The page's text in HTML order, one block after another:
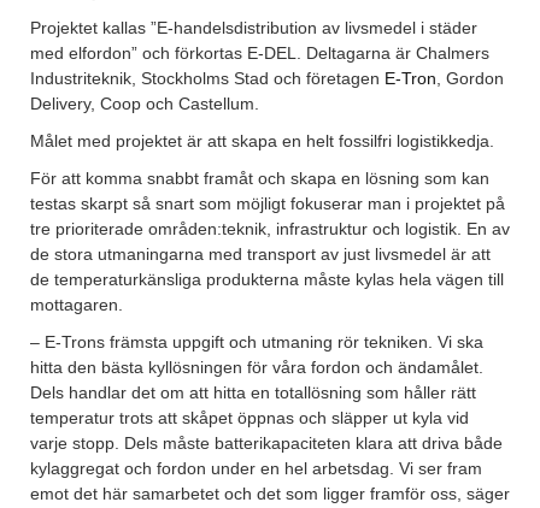
Projektet kallas ”E-handelsdistribution av livsmedel i städer
med elfordon” och förkortas E-DEL. Deltagarna är Chalmers
Industriteknik, Stockholms Stad och företagen E-Tron , Gordon
Delivery, Coop och Castellum.
Målet med projektet är att skapa en helt fossilfri logistikkedja.
För att komma snabbt framåt och skapa en lösning som kan
testas skarpt så snart som möjligt fokuserar man i projektet på
tre prioriterade områden:teknik, infrastruktur och logistik. En av
de stora utmaningarna med transport av just livsmedel är att
de temperaturkänsliga produkterna måste kylas hela vägen till
mottagaren.
– E-Trons främsta uppgift och utmaning rör tekniken. Vi ska
hitta den bästa kyllösningen för våra fordon och ändamålet.
Dels handlar det om att hitta en totallösning som håller rätt
temperatur trots att skåpet öppnas och släpper ut kyla vid
varje stopp. Dels måste batterikapaciteten klara att driva både
kylaggregat och fordon under en hel arbetsdag. Vi ser fram
emot det här samarbetet och det som ligger framför oss, säger